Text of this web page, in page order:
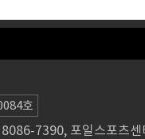
호
7390, 포일스포츠